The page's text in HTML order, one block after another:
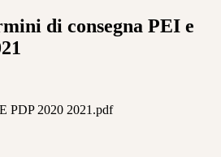
di consegna PEI e
PDP 2020 2021.pdf